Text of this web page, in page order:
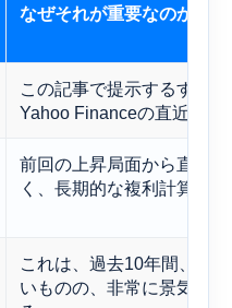
なぜそれが重要なのか
この記事で提示するすべ
Yahoo Financeの直近の終
前回の上昇局面から直線
く、長期的な複利計算の
これは、過去10年間、ハ
いものの、非常に景気循